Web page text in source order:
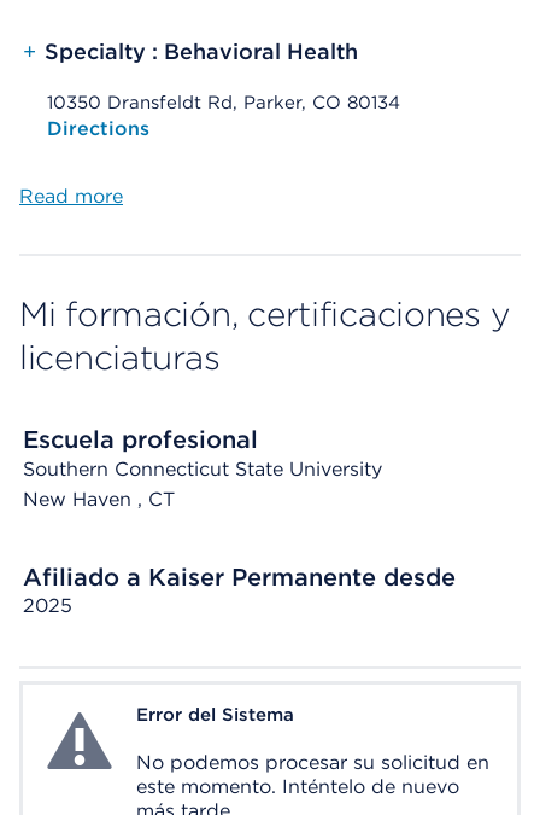
+ Specialty : Behavioral Health
10350 Dransfeldt Rd, Parker, CO 80134
Opens native map application on mobile devices
Directions
Read more
Mi formación, certificaciones y
licenciaturas
Escuela profesional
Southern Connecticut State University
New Haven , CT
Afiliado a Kaiser Permanente desde
2025
System ErrorError del Sistema
No podemos procesar su solicitud en
este momento. Inténtelo de nuevo